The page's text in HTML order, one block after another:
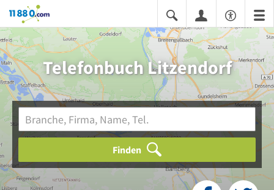
11880.com
Telefonbuch Litzendorf
Finden